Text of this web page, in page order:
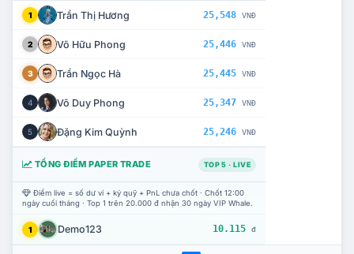
1 Trần Thị Hương 25,548 VNĐ
2 Võ Hữu Phong 25,446 VNĐ
3 Trần Ngọc Hà 25,445 VNĐ
4 Võ Duy Phong 25,347 VNĐ
5 Đặng Kim Quỳnh 25,246 VNĐ
TỔNG ĐIỂM PAPER TRADE TOP 5 · LIVE
Điểm live = số dư ví + ký quỹ + PnL chưa chốt · Chốt 12:00
ngày cuối tháng · Top 1 trên 20.000 đ nhận 30 ngày VIP Whale.
1 Demo123 10.115 đ